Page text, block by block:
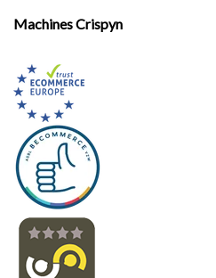
Machines Crispyn